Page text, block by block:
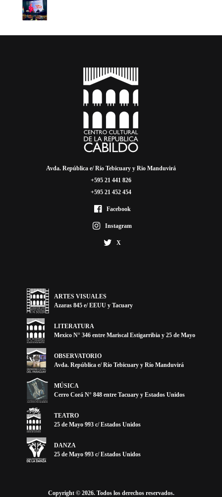
Avda. República e/ Río Tebicuary y Rio Manduvirá
+595 21 441 826
+595 21 452 454
Facebook
Instagram
X
ARTES VISUALES
Azaras 845 e/ EEUU y Tacuary
LITERATURA
Mexico N° 346 entre Mariscal Estigarribia y 25 de Mayo
OBSERVATORIO
Avda. República e/ Río Tebicuary y Río Manduvirá
MÚSICA
Cerro Corá N° 848 entre Tacuary y Estados Unidos
TEATRO
25 de Mayo 993 c/ Estados Unidos
DANZA
25 de Mayo 993 c/ Estados Unidos
Copyright © 2026. Todos los derechos reservados.